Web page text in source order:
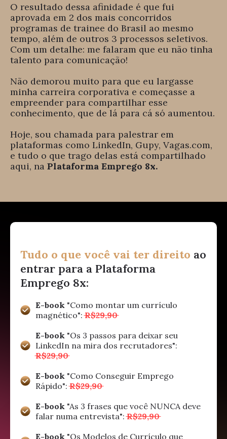
O resultado dessa afinidade é que fui
aprovada em 2 dos mais concorridos
programas de trainee do Brasil ao mesmo
tempo, além de outros 3 processos seletivos.
Com um detalhe: me falaram que eu não tinha
talento para comunicação!
Não demorou muito para que eu largasse
minha carreira corporativa e começasse a
empreender para compartilhar esse
conhecimento, que de lá para cá só aumentou.
Hoje, sou chamada para palestrar em
plataformas como LinkedIn, Gupy, Vagas.com,
e tudo o que trago delas está compartilhado
aqui, na Plataforma Emprego 8x.
Tudo o que você vai ter direito ao
entrar para a Plataforma
Emprego 8x:
E-book "Como montar um currículo
magnético":R$29,90
E-book "Os 3 passos para deixar seu
LinkedIn na mira dos recrutadores":
R$29,90
E-book "Como Conseguir Emprego
Rápido":R$29,90
E-book "As 3 frases que você NUNCA deve
falar numa entrevista":R$29,90
E-book "Os Modelos de Currículo que